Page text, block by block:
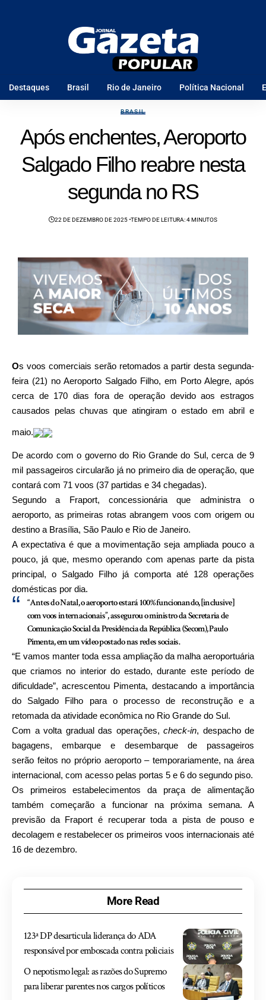
Destaques Brasil Rio de Janeiro Política Nacional
BRASIL
Após enchentes, Aeroporto
Salgado Filho reabre nesta
segunda no RS
22 DE DEZEMBRO DE 2025 TEMPO DE LEITURA: 4 MINUTOS
Os voos comerciais serão retomados a partir desta segunda-
feira (21) no Aeroporto Salgado Filho, em Porto Alegre, após
cerca de 170 dias fora de operação devido aos estragos
causados pelas chuvas que atingiram o estado em abril e
maio.
De acordo com o governo do Rio Grande do Sul, cerca de 9
mil passageiros circularão já no primeiro dia de operação, que
contará com 71 voos (37 partidas e 34 chegadas).
Segundo a Fraport, concessionária que administra o
aeroporto, as primeiras rotas abrangem voos com origem ou
destino a Brasília, São Paulo e Rio de Janeiro.
A expectativa é que a movimentação seja ampliada pouco a
pouco, já que, mesmo operando com apenas parte da pista
principal, o Salgado Filho já comporta até 128 operações
domésticas por dia.
“Antes do Natal, o aeroporto estará 100% funcionando, [inclusive]
com voos internacionais”, assegurou o ministro da Secretaria de
Comunicação Social da Presidência da República (Secom), Paulo
Pimenta, em um vídeo postado nas redes sociais.
“E vamos manter toda essa ampliação da malha aeroportuária
que criamos no interior do estado, durante este período de
dificuldade”, acrescentou Pimenta, destacando a importância
do Salgado Filho para o processo de reconstrução e a
retomada da atividade econômica no Rio Grande do Sul.
Com a volta gradual das operações, check-in, despacho de
bagagens, embarque e desembarque de passageiros
serão feitos no próprio aeroporto – temporariamente, na área
internacional, com acesso pelas portas 5 e 6 do segundo piso.
Os primeiros estabelecimentos da praça de alimentação
também começarão a funcionar na próxima semana. A
previsão da Fraport é recuperar toda a pista de pouso e
decolagem e restabelecer os primeiros voos internacionais até
16 de dezembro.
More Read
123ª DP desarticula liderança do ADA
responsável por emboscada contra policiais
O nepotismo legal: as razões do Supremo
para liberar parentes nos cargos políticos